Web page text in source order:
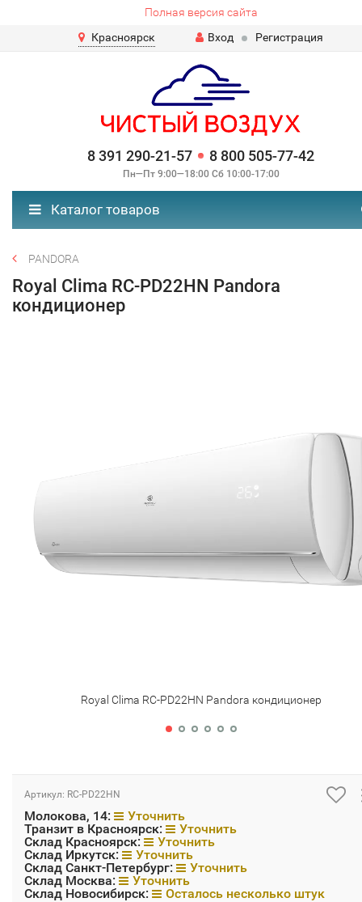
Полная версия сайта
Красноярск
Вход Регистрация
8 391 290-21-57 8 800 505-77-42
Пн—Пт 9:00—18:00 Сб 10:00-17:00
Каталог товаров
PANDORA
Royal Clima RC-PD22HN Pandora
кондиционер
Royal Clima RC-PD22HN Pandora кондиционер
Артикул: RC-PD22HN
Молокова, 14:
Уточнить
Транзит в Красноярск:
Уточнить
Склад Красноярск:
Уточнить
Склад Иркутск:
Уточнить
Склад Санкт-Петербург:
Уточнить
Склад Москва:
Уточнить
Склад Новосибирск:
Осталось несколько штук